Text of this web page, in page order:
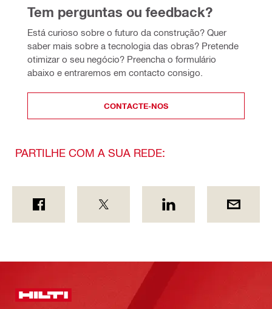
Tem perguntas ou feedback?
Está curioso sobre o futuro da construção? Quer
saber mais sobre a tecnologia das obras? Pretende
otimizar o seu negócio? Preencha o formulário
abaixo e entraremos em contacto consigo.
CONTACTE-NOS
PARTILHE COM A SUA REDE: